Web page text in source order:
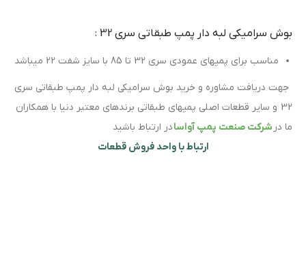
بوش سرامیکی لبه دار پمپ طبقاتی سری 32 :
مناسب برای پمپهای عمودی سری 32 تا 85 با سایز شفت 22 میباشد
جهت دریافت مشاوره و خرید بوش سرامیکی لبه دار پمپ طبقاتی سری
32 و سایر قطعات اصلی پمپهای طبقاتی برندهای معتبر دنیا با همکاران
ما در شرکت صنعت پمپ آواسادر ارتباط باشید
ارتباط با واحد فروش قطعات